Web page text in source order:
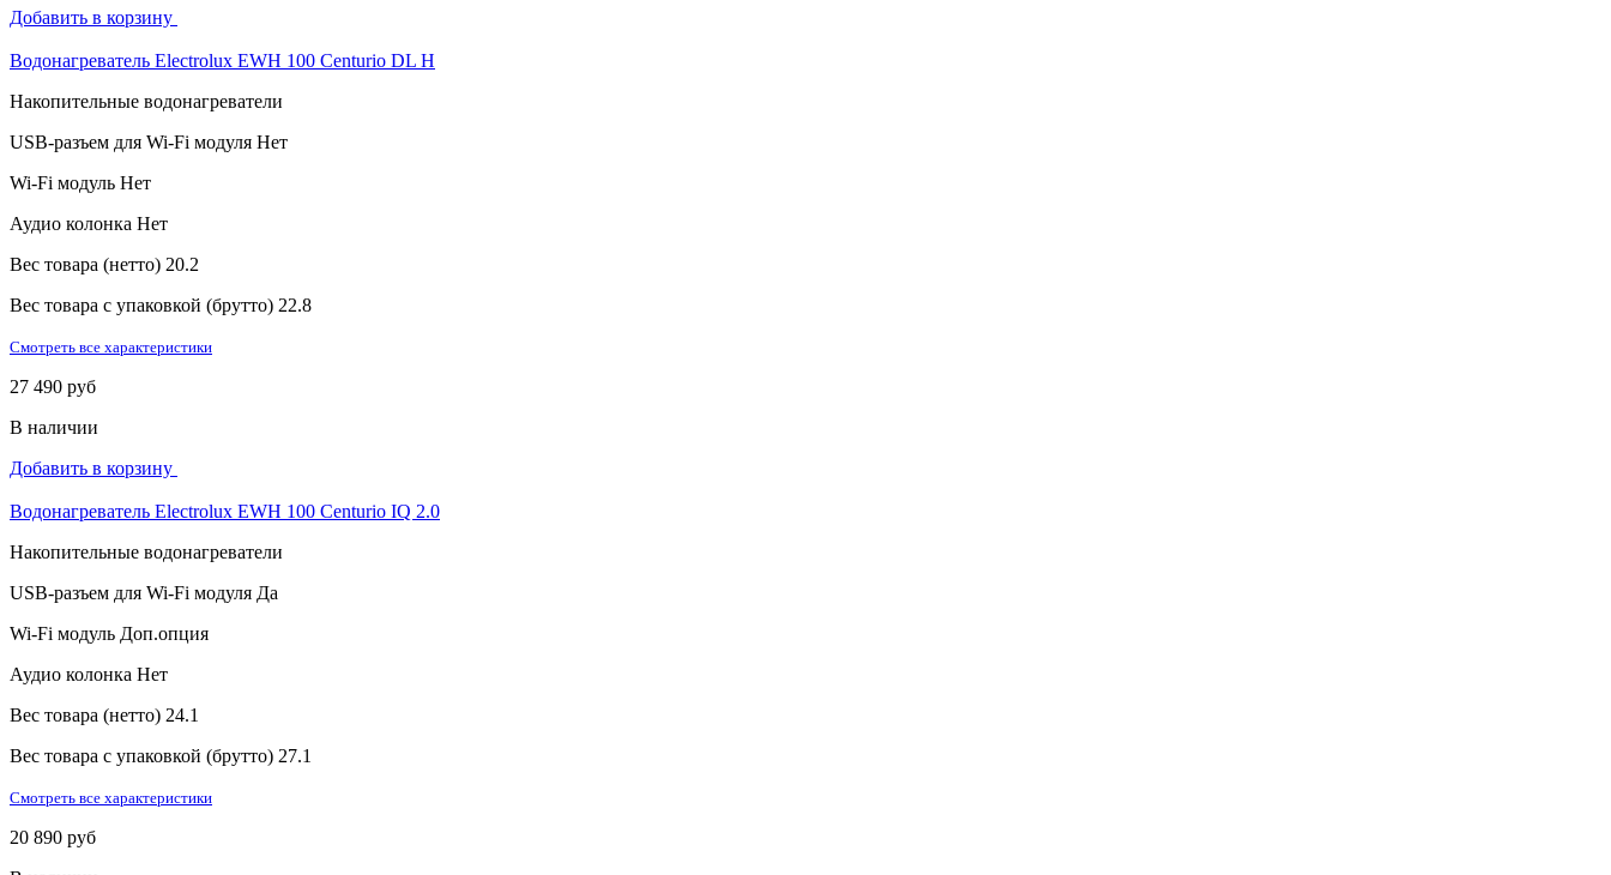
Добавить в корзину
Водонагреватель Electrolux EWH 100 Centurio DL H
Накопительные водонагреватели
USB-разъем для Wi-Fi модуля Нет
Wi-Fi модуль Нет
Аудио колонка Нет
Вес товара (нетто) 20.2
Вес товара с упаковкой (брутто) 22.8
Смотреть все характеристики
27 490 руб
В наличии
Добавить в корзину
Водонагреватель Electrolux EWH 100 Centurio IQ 2.0
Накопительные водонагреватели
USB-разъем для Wi-Fi модуля Да
Wi-Fi модуль Доп.опция
Аудио колонка Нет
Вес товара (нетто) 24.1
Вес товара с упаковкой (брутто) 27.1
Смотреть все характеристики
20 890 руб